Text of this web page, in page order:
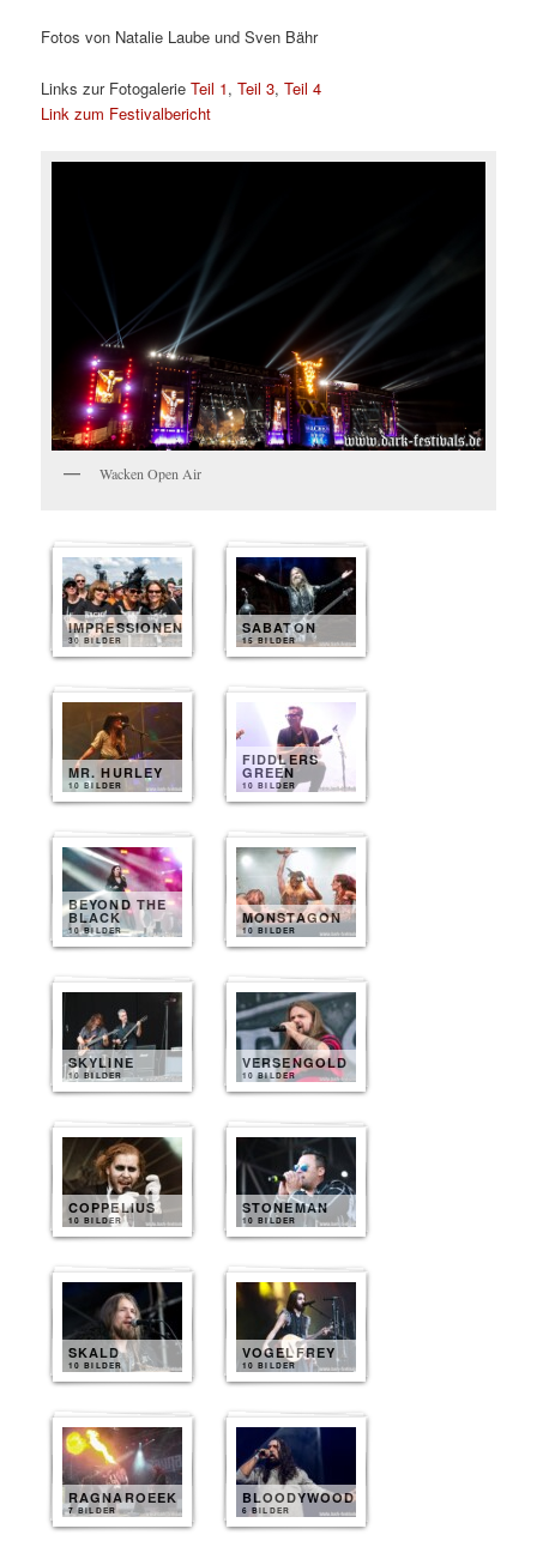
Fotos von Natalie Laube und Sven Bähr
Links zur FotogalerieTeil 1,Teil 3,Teil 4
Link zum Festivalbericht
Wacken Open Air
IMPRESSIONEN
30 BILDER
SABATON
15 BILDER
MR. HURLEY
10 BILDER
FIDDLERS
GREEN
10 BILDER
BEYOND THE
BLACK
10 BILDER
MONSTAGON
10 BILDER
SKYLINE
10 BILDER
VERSENGOLD
10 BILDER
COPPELIUS
10 BILDER
STONEMAN
10 BILDER
SKALD
10 BILDER
VOGELFREY
10 BILDER
RAGNAROEEK
7 BILDER
BLOODYWOOD
6 BILDER